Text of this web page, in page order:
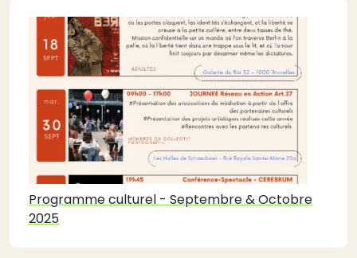
Programme culturel - Septembre & Octobre
2025